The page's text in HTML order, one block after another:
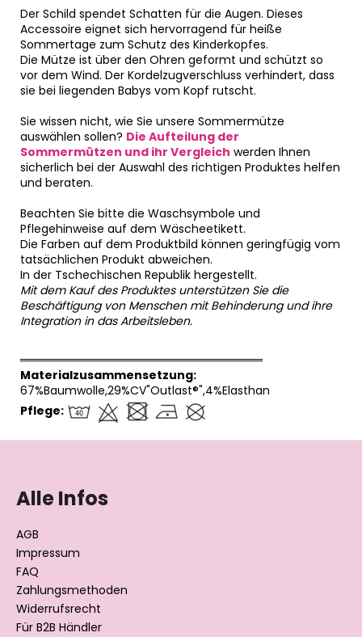
Der Schild spendet Schatten für die Augen. Dieses
Accessoire eignet sich hervorragend für heiße
Sommertage zum Schutz des Kinderkopfes.
Die Mütze ist über den Ohren geformt und schützt so
vor dem Wind. Der Kordelzugverschluss verhindert, dass
sie bei liegenden Babys vom Kopf rutscht.
Sie wissen nicht, wie Sie unsere Sommermütze
auswählen sollen? Die Aufteilung der
Sommermützen und ihr Vergleich werden Ihnen
sicherlich bei der Auswahl des richtigen Produktes helfen
und beraten.
Beachten Sie bitte die Waschsymbole und
Pflegehinweise auf dem Wäscheetikett.
Die Farben auf dem Produktbild können geringfügig vom
tatsächlichen Produkt abweichen.
In der Tschechischen Republik hergestellt.
Mit dem Kauf des Produktes unterstützen Sie die
Beschäftigung von Menschen mit Behinderung und ihre
Integration in das Arbeitsleben.
══════════════════════════════
Materialzusammensetzung:
67%Baumwolle,29%CV"Outlast®",4%Elasthan
Pflege:
Alle Infos
AGB
Impressum
FAQ
Zahlungsmethoden
Widerrufsrecht
Für B2B Händler